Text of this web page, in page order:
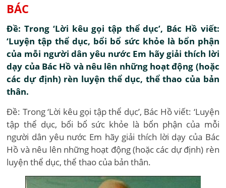
BÁC
Đề: Trong ‘Lời kêu gọi tập thể dục’, Bác Hồ viết:
‘Luyện tập thể dục, bổi bổ sức khỏe là bổn phận
của mỗi người dân yêu nước Em hãy giải thích lời
dạy của Bác Hồ và nêu lên những hoạt động (hoặc
các dự định) rèn luyện thể dục, thể thao của bản
thân.
Đề: Trong ‘Lời kêu gọi tập thể dục’, Bác Hồ viết: ‘Luyện
tập thể dục, bổi bổ sức khỏe là bổn phận của mỗi
người dân yêu nước Em hãy giải thích lời dạy của Bác
Hồ và nêu lên những hoạt động (hoặc các dự định) rèn
luyện thể dục, thể thao của bản thân.